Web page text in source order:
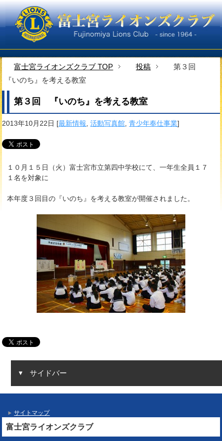
富士宮ライオンズクラブ TOP 投稿
第３回
『いのち』を考える教室
第３回 『いのち』を考える教室
2013年10月22日 [最新情報 ,活動写真館 ,青少年奉仕事業]
１０月１５日（火）富士宮市立第四中学校にて、一年生全員１７
１名を対象に
本年度３回目の『いのち』を考える教室が開催されました。
サイドバー
サイトマップ
富士宮ライオンズクラブ